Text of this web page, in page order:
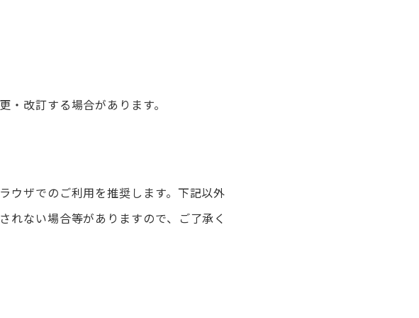
改訂する場合があります。
ウザでのご利用を推奨します。下記以外
れない場合等がありますので、ご了承く